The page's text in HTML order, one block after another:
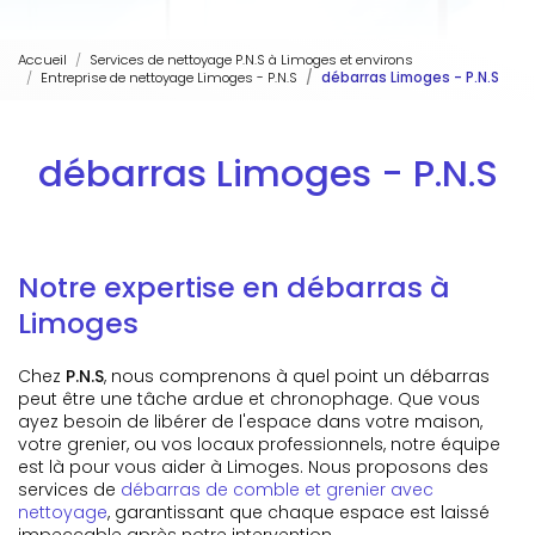
Accueil
Services de nettoyage P.N.S à Limoges et environs
Entreprise de nettoyage Limoges - P.N.S
débarras Limoges - P.N.S
débarras Limoges - P.N.S
Notre expertise en débarras à
Limoges
Chez P.N.S, nous comprenons à quel point un débarras
peut être une tâche ardue et chronophage. Que vous
ayez besoin de libérer de l'espace dans votre maison,
votre grenier, ou vos locaux professionnels, notre équipe
est là pour vous aider à Limoges. Nous proposons des
services de débarras de comble et grenier avec
nettoyage, garantissant que chaque espace est laissé